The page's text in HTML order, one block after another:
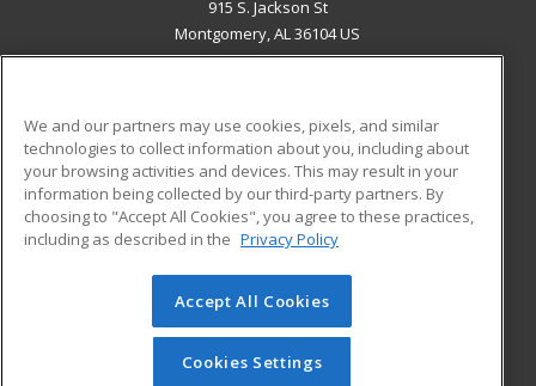
915 S. Jackson St
Montgomery, AL 36104 US
ADDITIONAL RESOURCES
Military
Financial Assistance
Help
Student Blog
© 2026 ed2go, a division of Cengage Learning. All rights
reserved. The material on this site cannot be reproduced or
redistributed unless you have obtained prior written
We and our partners may use cookies, pixels, and similar
technologies to collect information about you, including about
your browsing activities and devices. This may result in your
information being collected by our third-party partners. By
choosing to "Accept All Cookies", you agree to these practices,
including as described in the Privacy Policy
Accept All Cookies
Cookies Settings